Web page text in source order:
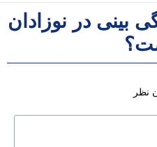
بینی در نوزادان
نظر